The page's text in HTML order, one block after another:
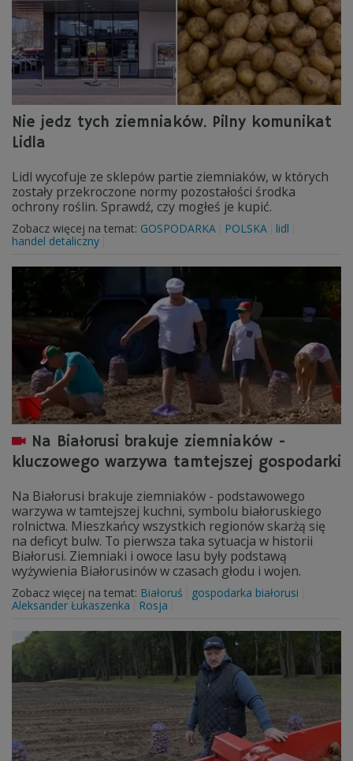
Nie jedz tych ziemniaków. Pilny komunikat
Lidla
Lidl wycofuje ze sklepów partie ziemniaków, w których
zostały przekroczone normy pozostałości środka
ochrony roślin. Sprawdź, czy mogłeś je kupić.
Zobacz więcej na temat: GOSPODARKA POLSKA
lidl
handel detaliczny
Na Białorusi brakuje ziemniaków -
kluczowego warzywa tamtejszej gospodarki
Na Białorusi brakuje ziemniaków - podstawowego
warzywa w tamtejszej kuchni, symbolu białoruskiego
rolnictwa. Mieszkańcy wszystkich regionów skarżą się
na deficyt bulw. To pierwsza taka sytuacja w historii
Białorusi. Ziemniaki i owoce lasu były podstawą
wyżywienia Białorusinów w czasach głodu i wojen.
Zobacz więcej na temat: Białoruś
gospodarka białorusi
Aleksander Łukaszenka
Rosja